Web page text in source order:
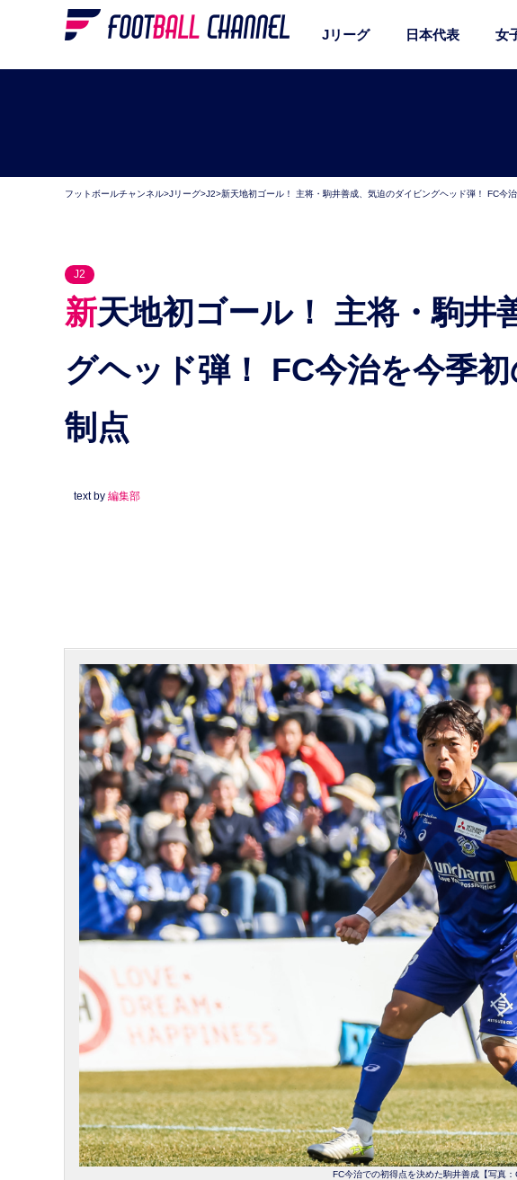
Jリーグ 日本代表 女
フットボールチャンネル>Jリーグ>J2>新天地初ゴール！ 主将・駒井善成、気迫のダイビングヘッド弾！ FC今
J2
新天地初ゴール！ 主将・駒井善成、気迫のダイビン
グヘッド弾！ FC今治を今季
制点
text by 編集部
FC今治での初得点を決めた駒井善成【写真：